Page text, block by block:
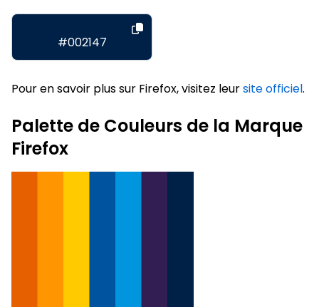
#002147
Pour en savoir plus sur Firefox, visitez leursite officiel.
Palette de Couleurs de la Marque
Firefox